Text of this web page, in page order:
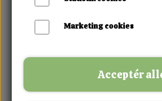
Marketing cookies
Acceptér